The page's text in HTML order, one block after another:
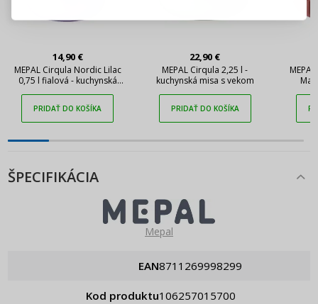
14,90 €
MEPAL Cirqula Nordic Lilac
0,75 l fialová - kuchynská
PRIDAŤ DO KOŠÍKA
22,90 €
MEPAL Cirqula 2,25 l -
kuchynská misa s vekom
PRIDAŤ DO KOŠÍKA
ŠPECIFIKÁCIA
Mepal
EAN 8711269998299
Kod produktu 106257015700